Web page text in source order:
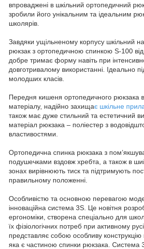
впроваджені в шкільний ортопедичний
зробили його унікальним та ідеальним
школярів.
Завдяки ущільненому корпусу шкільний
рюкзак з ортопедичною спинкою S-100
добре тримає форму навіть при
довготривалому використанні. Ідеально
молодших класів.
Передня кишеня ортопедичного рюкзака
матеріалу, надійно захищає шкільне
також має дуже стильний та естетичний
матеріал рюкзака – поліестер з
властивостями.
Ортопедична спинка рюкзака з
подушечками вздовж хребта, а також в
зонах вирівнюють тиск та підтримують
правильному положенні.
Особливістю та основною перевагою
інноваційна система 3S. Це новітня
ергономіки, створена спеціально для
їх фізіологічних потреб при активному
представляє собою особливу конструкцію
яка є частиною спинки рюкзака. Система